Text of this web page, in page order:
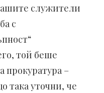
служители
с
той беше
прокуратура –
така уточни, че